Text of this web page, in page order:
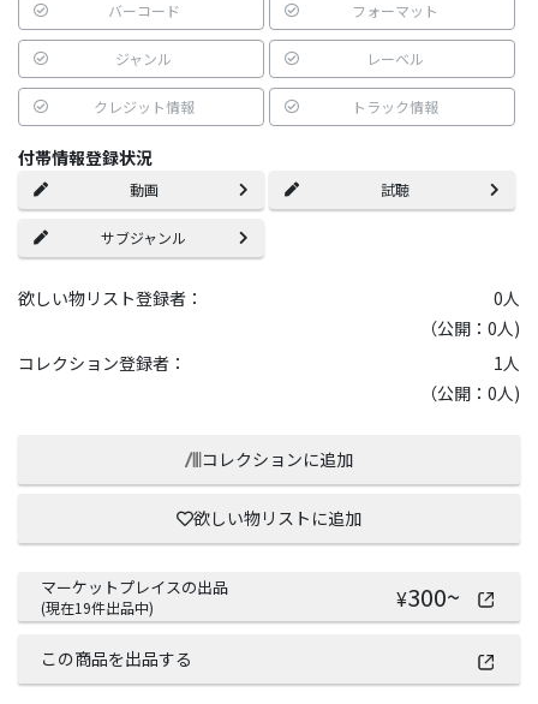
バーコード フォーマット
ジャンル レーベル
クレジット情報 トラック情報
付帯情報登録状況
動画 試聴
サブジャンル
欲しい物リスト登録者： 0人
（公開：0人)
コレクション登録者：
1人
（公開：0人)
コレクションに追加
欲しい物リストに追加
マーケットプレイスの出品
(現在19件出品中) ¥300~
この商品を出品する